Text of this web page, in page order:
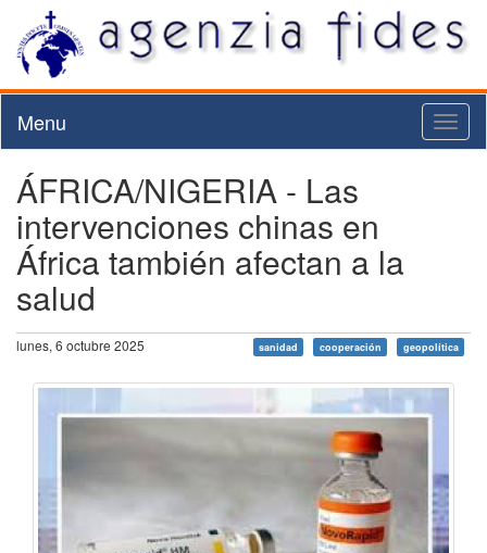
Menu
ÁFRICA/NIGERIA - Las
intervenciones chinas en
África también afectan a la
salud
lunes, 6 octubre 2025 sanidad cooperación geopolítica